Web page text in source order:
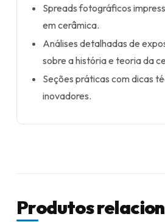
Spreads fotográficos
em cerâmica.
Análises detalhadas de
sobre a história e teoria da
Seções práticas com dicas
inovadores.
Produtos